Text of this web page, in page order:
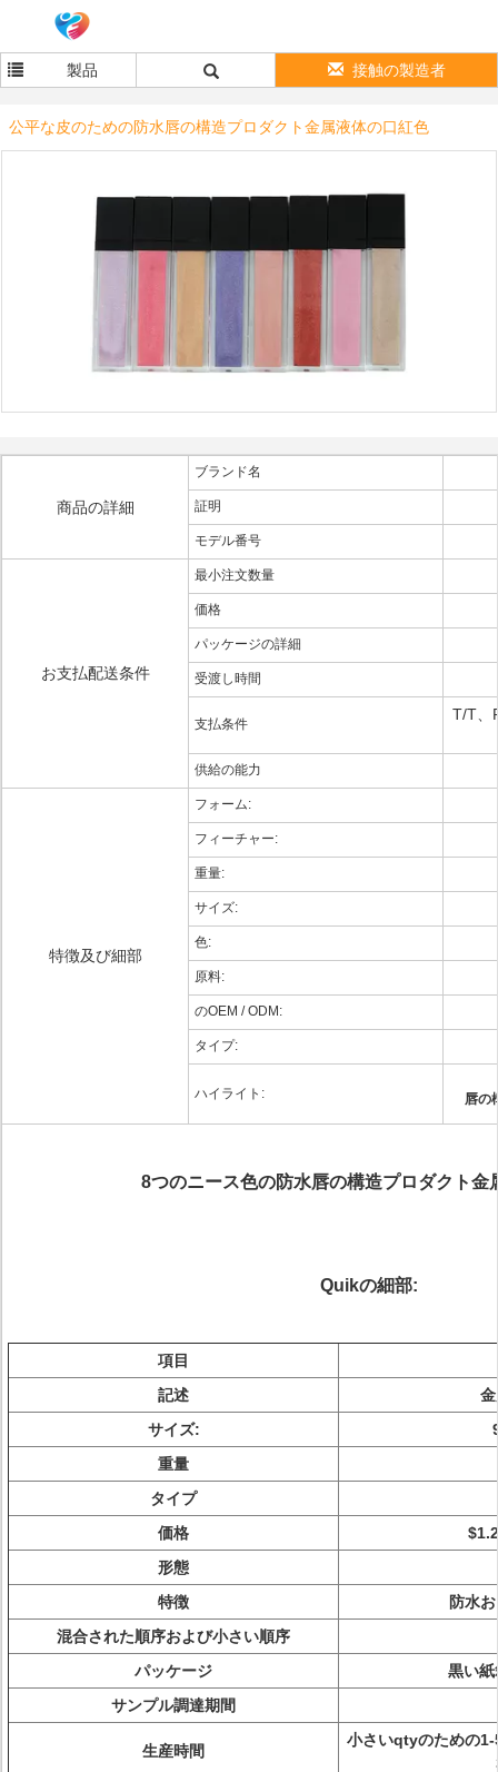
製品 接触の製造者
公平な皮のための防水唇の構造プロダクト金属液体の口紅色
商品の詳細
ブランド名
証明
モデル番号
お支払配送条件
最小注文数量
価格
パッケージの詳細
受渡し時間
支払条件
T/T、
供給の能力
特徴及び細部
フォーム:
フィーチャー:
重量:
サイズ:
色:
原料:
のOEM / ODM:
タイプ:
ハイライト: 唇の
8つのニース色の防水唇の構造プロダクト金
Quikの細部:
項目
記述
サイズ:
重量
タイプ
価格
形態
特徴
防水
混合された順序および小さい順序
パッケージ
黒い
サンプル調達期間
生産時間
小さいqtyのための